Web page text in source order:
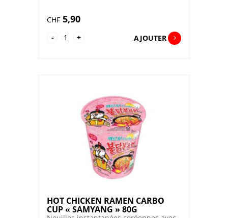
CHF 5,90
-
quantité
+ AJOUTER
HOT CHICKEN RAMEN CARBO
CUP « SAMYANG » 80G